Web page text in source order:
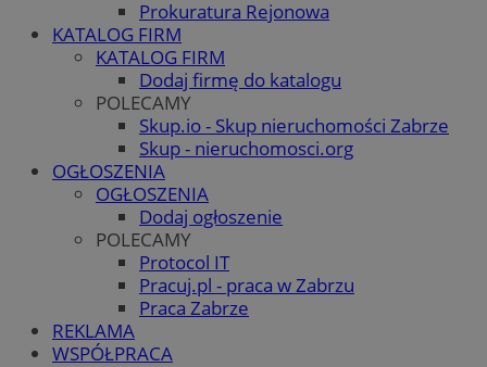
Prokuratura Rejonowa
KATALOG FIRM
KATALOG FIRM
Dodaj firmę do katalogu
POLECAMY
Skup.io - Skup nieruchomości Zabrze
Skup - nieruchomosci.org
OGŁOSZENIA
OGŁOSZENIA
Dodaj ogłoszenie
POLECAMY
Protocol IT
Pracuj.pl - praca w Zabrzu
Praca Zabrze
REKLAMA
WSPÓŁPRACA